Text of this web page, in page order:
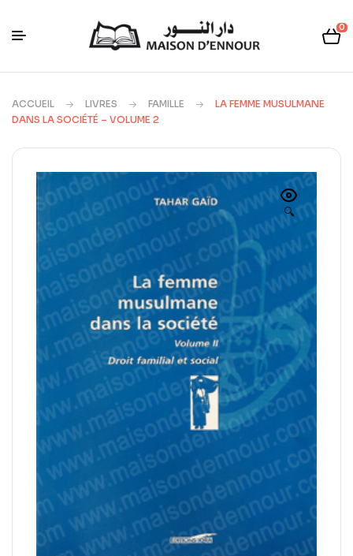
0
ACCUEIL LIVRES FAMILLE
LA FEMME MUSULMANE
DANS LA SOCIÉTÉ – VOLUME 2
🔍